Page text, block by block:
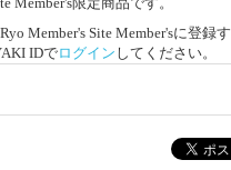
Member's Site Member'sに登録
IDでログイン してください。